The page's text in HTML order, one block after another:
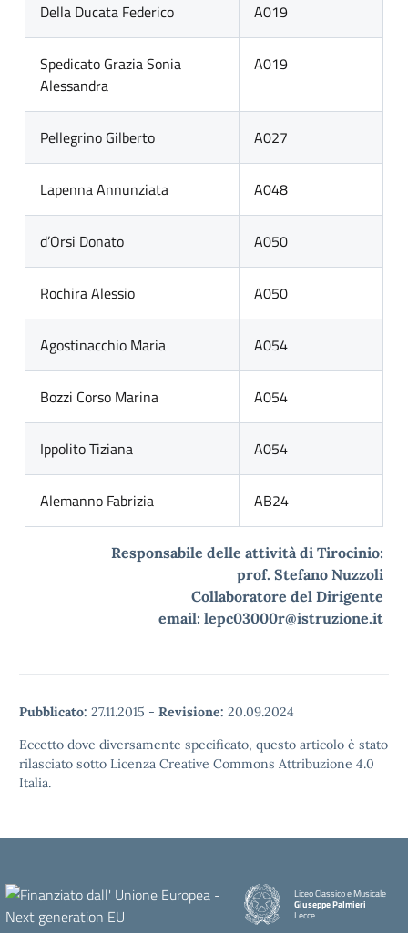
Della Ducata Federico A019
Spedicato Grazia Sonia
Alessandra
A019
Pellegrino Gilberto A027
Lapenna Annunziata A048
d’Orsi Donato A050
Rochira Alessio A050
Agostinacchio Maria A054
Bozzi Corso Marina A054
Ippolito Tiziana A054
Alemanno Fabrizia AB24
Responsabile delle attività di Tirocinio:
prof. Stefano Nuzzoli
Collaboratore del Dirigente
email: lepc03000r@istruzione.it
Pubblicato: 27.11.2015 - Revisione: 20.09.2024
Eccetto dove diversamente specificato, questo articolo è stato
rilasciato sotto Licenza Creative Commons Attribuzione 4.0
Italia.
Liceo Classico e Musicale
Giuseppe Palmieri
Lecce